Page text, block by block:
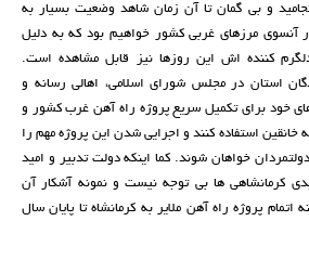
و بی گمان تا آن زمان شاهد وضعیت بسیار به
آنسوي مرزهای غربی كشور خواهیم بود که به دلیل
كننده اش اين روزها نیز قابل مشاهده است.
استان در مجلس شورای اسلامی، اهالی رسانه و
خود برای تکمیل سریع پروژه راه آهن غرب کشور و
خانقین استفاده کنند و اجرایی شدن این پروژه مهم را
خواهان شوند. کما اینکه دولت تدبیر و امید
کرمانشاهی ها بی توجه نیست و نمونه آشکار آن
پروژه راه آهن ملایر به کرمانشاه تا پایان سال